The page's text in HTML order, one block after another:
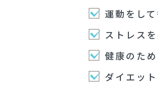
運動をし
ストレス
健康のた
ダイエッ